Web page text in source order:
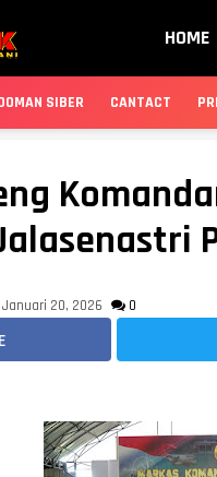
HOME
SIBER CANTACT
Januari 20, 2026 0